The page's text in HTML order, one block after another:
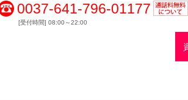
0037-641-796-01177
無料
[受付時間] 08:00～22:00